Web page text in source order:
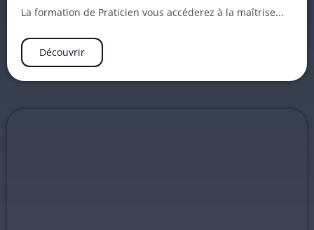
La formation de Praticien vous accéderez à la maîtrise...
Découvrir